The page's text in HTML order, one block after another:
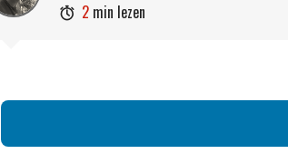
 2 min lezen